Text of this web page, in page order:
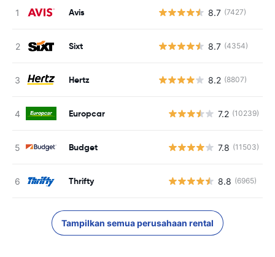
Avis 8.7 (7427)
Sixt 8.7 (4354)
Hertz 8.2 (8807)
Europcar 7.2 (10239)
Budget 7.8 (11503)
Thrifty 8.8 (6965)
Tampilkan semua perusahaan rental